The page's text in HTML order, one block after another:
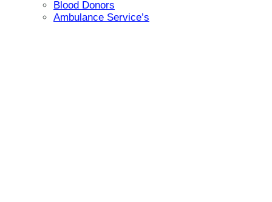
Blood Donors
Ambulance Service’s